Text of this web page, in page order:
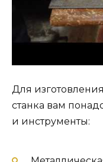
Для
станка вам
и инструменты: